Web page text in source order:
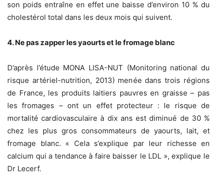
son poids entraîne en effet une baisse d’environ 10 % du
cholestérol total dans les deux mois qui suivent.
4. Ne pas zapper les yaourts et le fromage blanc
D’après l’étude MONA LISA-NUT (Monitoring national du
risque artériel-nutrition, 2013) menée dans trois régions
de France, les produits laitiers pauvres en graisse – pas
les fromages – ont un effet protecteur : le risque de
mortalité cardiovasculaire à dix ans est diminué de 30 %
chez les plus gros consommateurs de yaourts, lait, et
fromage blanc. « Cela s’explique par leur richesse en
calcium qui a tendance à faire baisser le LDL », explique le
Dr Lecerf.